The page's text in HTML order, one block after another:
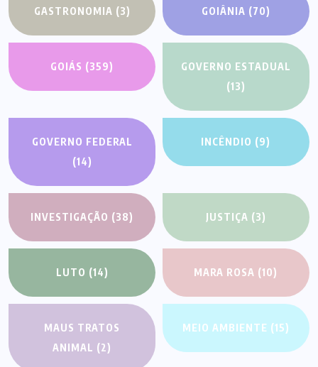
GASTRONOMIA (3) GOIÂNIA (70)
GOIÁS (359)
GOVERNO ESTADUAL
(13)
GOVERNO FEDERAL
(14)
INCÊNDIO (9)
INVESTIGAÇÃO (38) JUSTIÇA (3)
LUTO (14) MARA ROSA (10)
MAUS TRATOS
ANIMAL (2)
MEIO AMBIENTE (15)